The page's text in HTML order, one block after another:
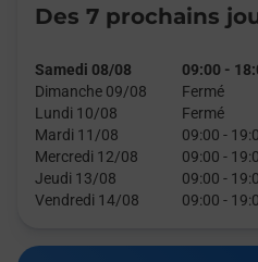
Des 7 prochains
Samedi 08/08 09:00 -
Dimanche 09/08
Fermé
Lundi 10/08
Fermé
Mardi 11/08
09:00 -
Mercredi 12/08
09:00 -
Jeudi 13/08
09:00 -
Vendredi 14/08
09:00 -